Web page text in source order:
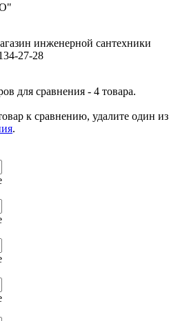
инженерной сантехники
27-28
для сравнения - 4 товара.
к сравнению, удалите один из
.